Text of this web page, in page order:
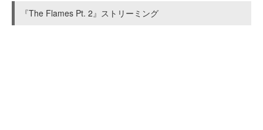
『The Flames Pt. 2』ストリーミング